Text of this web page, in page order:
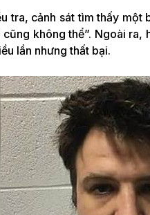
tra, cảnh sát tìm thấy một
không thể”. Ngoài ra,
lần nhưng thất bại.